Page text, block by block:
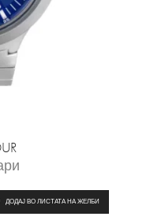
ДОДАЈ ВО ЛИСТАТА НА ЖЕЛБИ